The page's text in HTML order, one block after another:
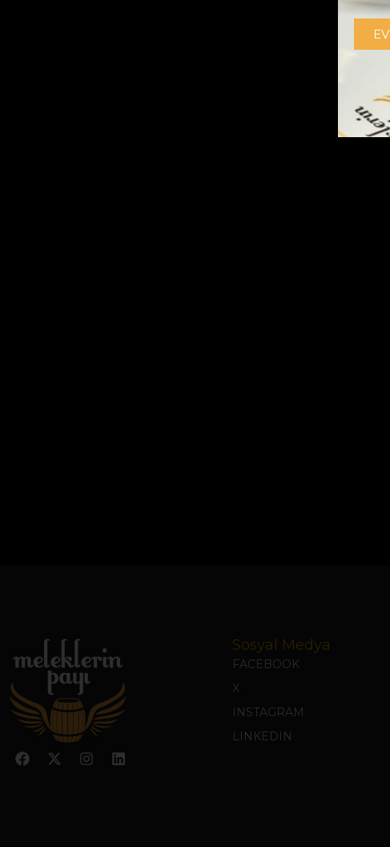
Sosyal Medya
FACEBOOK
X
INSTAGRAM
LINKEDIN